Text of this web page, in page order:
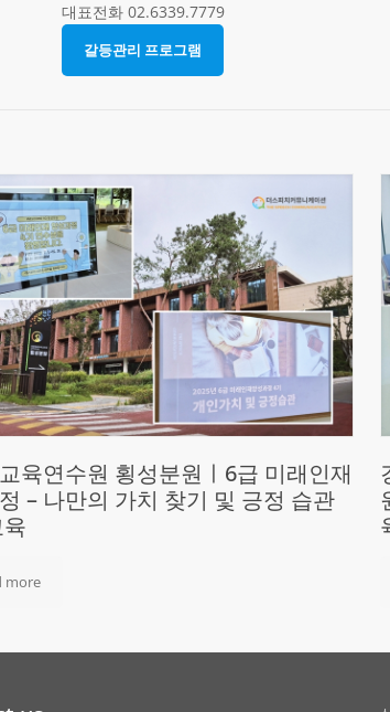
대표전화 02.6339.7779
갈등관리 프로그램
육연수원 횡성분원ㅣ6급 미래인재
– 나만의 가치 찾기 및 긍정 습관
more